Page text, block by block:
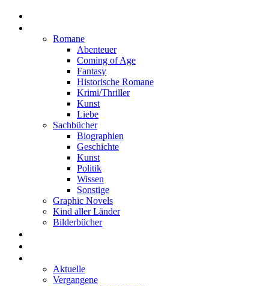
Romane
Abenteuer
Coming of Age
Fantasy
Historische Romane
Krimi/Thriller
Kunst
Liebe
Sachbücher
Biographien
Geschichte
Kunst
Politik
Wissen
Sonstige
Graphic Novels
Kind aller Länder
Bilderbücher
Aktuelle
Vergangene